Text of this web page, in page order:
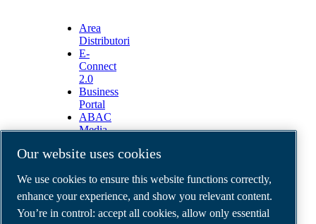
Area
Distributori
E-
Connect
2.0
Business
Portal
ABAC
Media
Legal & Privacy Notices
Order return form
Order claim form
Our website uses cookies
We use cookies to ensure this website functions correctly,
enhance your experience, and show you relevant content.
You’re in control: accept all cookies, allow only essential